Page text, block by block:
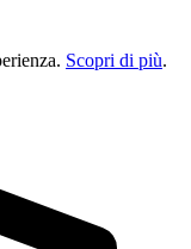
Scopri di più.